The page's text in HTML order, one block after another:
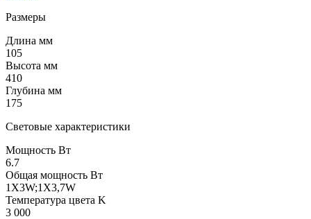
Размеры
Длина мм
105
Высота мм
410
Глубина мм
175
Световые характеристики
Мощность Вт
6.7
Общая мощность Вт
1X3W;1X3,7W
Температура цвета K
3 000